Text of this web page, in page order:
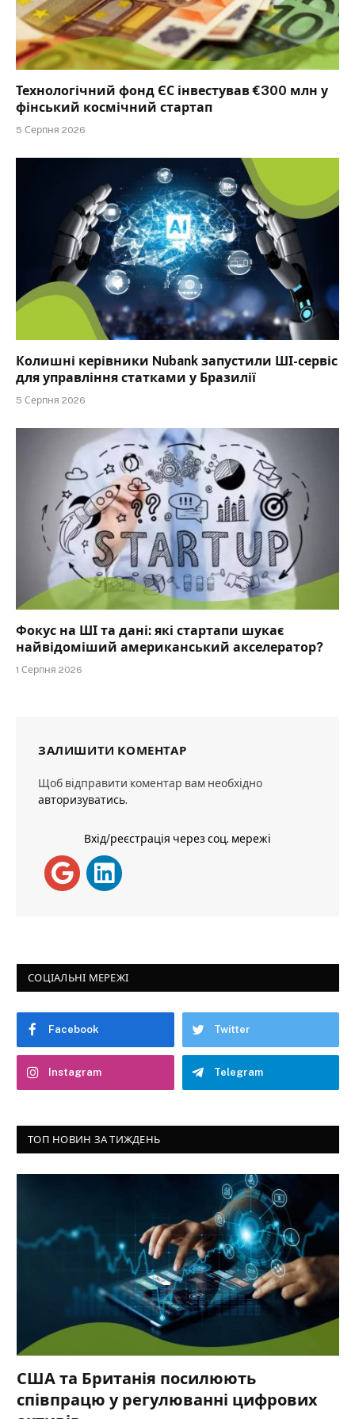
Технологічний фонд ЄС інвестував €300 млн у
фінський космічний стартап
5 Серпня 2026
Колишні керівники Nubank запустили ШІ-сервіс
для управління статками у Бразилії
5 Серпня 2026
Фокус на ШІ та дані: які стартапи шукає
найвідоміший американський акселератор?
1 Серпня 2026
ЗАЛИШИТИ КОМЕНТАР
Щоб відправити коментар вам необхідно
авторизуватись.
Вхід/реєстрація через соц. мережі
СОЦІАЛЬНІ МЕРЕЖІ
Facebook Twitter
Instagram Telegram
ТОП НОВИН ЗА ТИЖДЕНЬ
США та Британія посилюють
співпрацю у регулюванні цифрових